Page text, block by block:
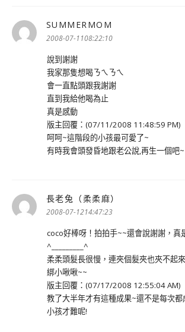
SUMMERMOM
示:
2008-07-1108:22:10
說到謝謝
我家那隻想喝ㄋㄟㄋㄟ
會一直點頭跟我謝謝
直到我給他喝為止
真是感動
版主回覆：(07/11/2008 11:48:59 PM)
呵呵~這階段的小孩最可愛了~
有時我會頭發昏地跟老公說,再生一個吧~
長老兔（柔柔麻）
2008-07-1214:47:23
coco好棒呀！拍拍手~~還會說謝謝，真
^_________^
柔柔頭髮長很慢，連夾個髮夾也夾不起
綁小啾啾~~
版主回覆：(07/17/2008 12:55:04 AM)
教了大半年才有這種成果~還不是每次
小孩才難呢!